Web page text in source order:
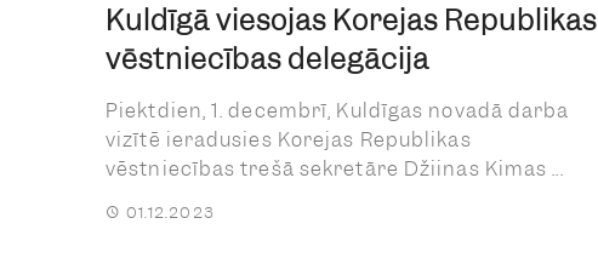
Kuldīgā viesojas Korejas Republikas
vēstniecības delegācija
Piektdien, 1. decembrī, Kuldīgas novadā darba
vizītē ieradusies Korejas Republikas
vēstniecības trešā sekretāre Džiinas Kimas ...
01.12.2023